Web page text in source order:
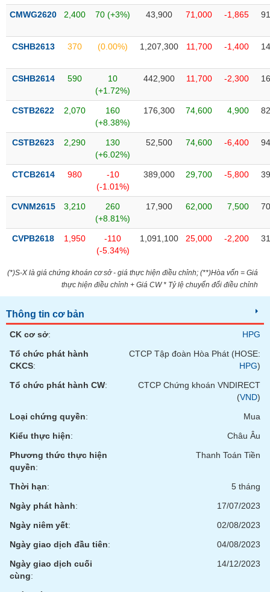
CMWG2620 2,400 70 (+3%) 43,900 71,000 -1,865
CSHB2613 370 (0.00%) 1,207,300 11,700 -1,400
CSHB2614 590
10
(+1.72%)
442,900 11,700 -2,300
CSTB2622 2,070
160
(+8.38%)
176,300 74,600 4,900
CSTB2623 2,290
130
(+6.02%)
52,500 74,600 -6,400
CTCB2614 980
-10
(-1.01%)
389,000 29,700 -5,800
CVNM2615 3,210
260
(+8.81%)
17,900 62,000 7,500
CVPB2618 1,950
-110
(-5.34%)
1,091,100 25,000 -2,200
(*)S-X là giá chứng khoán cơ sở - giá thực hiện điều chỉnh; (**)Hòa vốn = Giá
thực hiện điều chỉnh + Giá CW * Tỷ lệ chuyển đổi điều chỉnh
Thông tin cơ bản
CK cơ sở:
HPG
Tổ chức phát hành
CKCS:
CTCP Tập đoàn Hòa Phát (HOSE:
HPG)
Tổ chức phát hành CW:
CTCP Chứng khoán VNDIRECT
(VND)
Loại chứng quyền:
Mua
Kiểu thực hiện:
Châu Âu
Phương thức thực hiện
quyền:
Thanh Toán Tiền
Thời hạn:
5 tháng
Ngày phát hành:
17/07/2023
Ngày niêm yết:
02/08/2023
Ngày giao dịch đầu tiên:
04/08/2023
Ngày giao dịch cuối
cùng:
14/12/2023
Công
đầu
tư
Truyền
tài
chính
Dữ
liệu
tài
chính